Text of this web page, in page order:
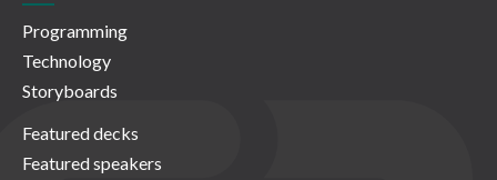
Programming
Technology
Storyboards
Featured decks
Featured speakers